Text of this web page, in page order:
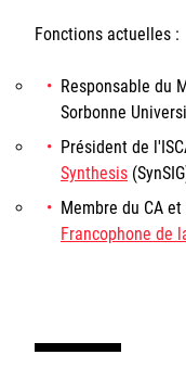
Fonctions actuelles :
Responsable du
Sorbonne
Président de l'
Synthesis
Membre du CA
Francophone de